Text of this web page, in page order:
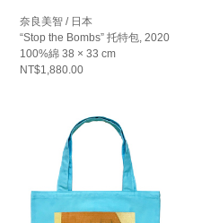
奈良美智 / 日本
“Stop the Bombs” 托特包, 2020
100%綿 38 × 33 cm
NT$1,880.00